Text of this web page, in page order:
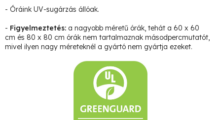
- Óráink UV-sugárzás állóak.
- Figyelmeztetés: a nagyobb méretű órák, tehát a 60 x 60
cm és 80 x 80 cm órák nem tartalmaznak másodpercmutatót,
mivel ilyen nagy méreteknél a gyártó nem gyártja ezeket.